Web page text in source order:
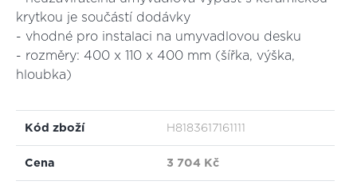
krytkou je součástí dodávky
- vhodné pro instalaci na umyvadlovou desku
- rozměry: 400 x 110 x 400 mm (šířka, výška,
hloubka)
Kód zboží H8183617161111
Cena 3 704 Kč